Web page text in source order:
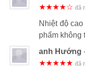
★★★★☆ đã
Nhiệt độ
phẩm không
anh Hướng
★★★★★ đã